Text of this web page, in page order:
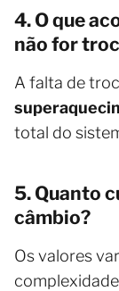
4. O que
não for
A falta de
total do
5. Quanto
câmbio?
Os valores